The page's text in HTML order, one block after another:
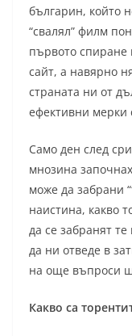
българин, който
“свалял” филм
първото спиране
сайт, а навярно
страната ни от
ефективни мерки
Само ден след
мнозина
може да забрани
наистина, какво
да се забранят
да ни отведе в
на още въпроси
Какво са